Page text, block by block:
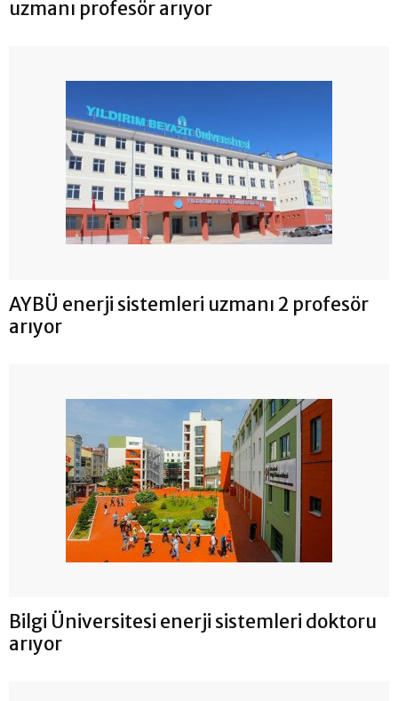
uzmanı profesör arıyor
AYBÜ enerji sistemleri uzmanı 2 profesör
arıyor
Bilgi Üniversitesi enerji sistemleri doktoru
arıyor